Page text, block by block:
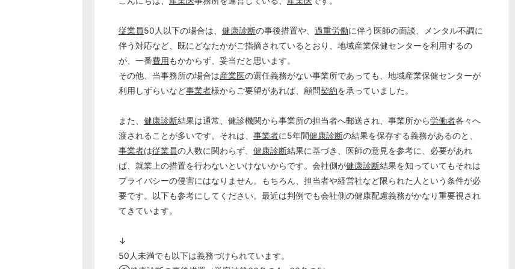
従業員50人以下の場合は、 健康診断の事後措置や、 過重労働に伴う医師の面談、メンタル不調に
伴う対応など、既にどなたかがご指摘されているとおり、地域産業保健センターを利用するの
が、一番費用もかからず、妥当だと思います。
その他、当事務所の場合は産業医の選任義務がない事業所であっても、地域産業保健センターが
利用しずらいなど事業者様からご要望があれば、顧問契約を承っていました。
また、 健康診断結果は通常、健診機関から事業所の担当者へ郵送され、事業所から労働者各々へ
渡されることが多いです。それは、 事業者に5年間健康診断の結果を保存する義務があるのと、
事業者は従業員の人数に関わらず、 健康診断結果に基づき、医師の意見を参考に、必要があれ
ば、就業上の措置を行わないといけないからです。会社側が健康診断結果を知っていてもそれは
プライバシーの侵害にはなりません。もちろん、担当者や経営社など限られた人という条件が必
要です。以下も参考にしてください。最近は判例でも会社側の健康配慮義務がかなり重要視され
てきています。
↓
50人未満でも以下は義務づけられています。